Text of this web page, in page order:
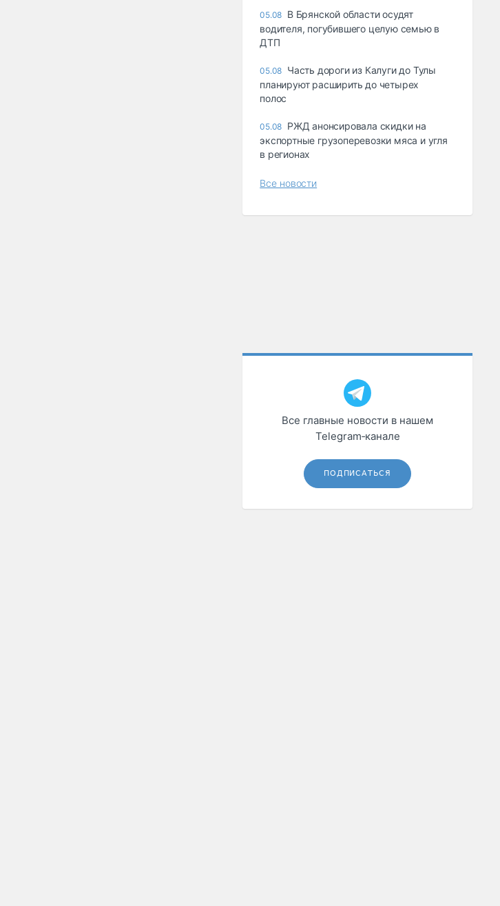
05.08 В Брянской области осудят
водителя, погубившего целую семью в
ДТП
05.08 Часть дороги из Калуги до Тулы
планируют расширить до четырех
полос
05.08 РЖД анонсировала скидки на
экспортные грузоперевозки мяса и угля
в регионах
Все новости
Все главные новости в нашем
Telegram‑канале
ПОДПИСАТЬСЯ